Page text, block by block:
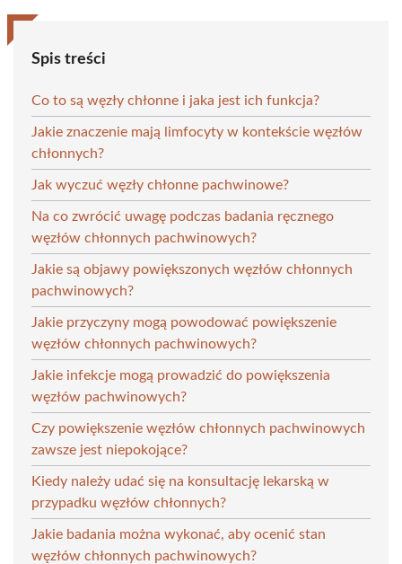
Spis treści
Co to są węzły chłonne i jaka jest ich funkcja?
Jakie znaczenie mają limfocyty w kontekście węzłów
chłonnych?
Jak wyczuć węzły chłonne pachwinowe?
Na co zwrócić uwagę podczas badania ręcznego
węzłów chłonnych pachwinowych?
Jakie są objawy powiększonych węzłów chłonnych
pachwinowych?
Jakie przyczyny mogą powodować powiększenie
węzłów chłonnych pachwinowych?
Jakie infekcje mogą prowadzić do powiększenia
węzłów pachwinowych?
Czy powiększenie węzłów chłonnych pachwinowych
zawsze jest niepokojące?
Kiedy należy udać się na konsultację lekarską w
przypadku węzłów chłonnych?
Jakie badania można wykonać, aby ocenić stan
węzłów chłonnych pachwinowych?